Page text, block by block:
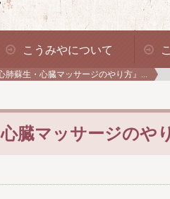
こうみやについて
肺蘇生・心臓マッサージのやり方』...
臓マッサージのや